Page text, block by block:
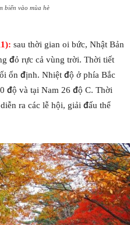
biển vào mùa hè
sau thời gian oi bức, Nhật Bản
đỏ rực cả vùng trời. Thời tiết
ổn định. Nhiệt độ ở phía Bắc
độ và tại Nam 26 độ C. Thời
ra các lễ hội, giải đấu thể